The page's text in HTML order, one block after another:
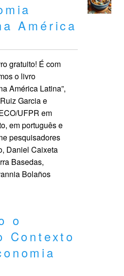
América
gratuito! É com
o livro
América Latina”,
Garcia e
UFPR em
em português e
pesquisadores
Daniel Caixeta
Basedas,
Bolaños
o
Contexto